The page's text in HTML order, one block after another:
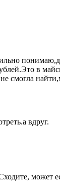
в
смогла
вдруг.
может